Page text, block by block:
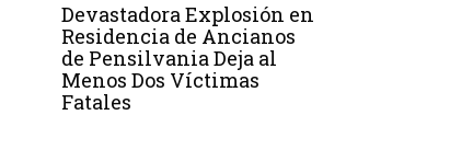
Devastadora Explosión en
Residencia de Ancianos
de Pensilvania Deja al
Menos Dos Víctimas
Fatales